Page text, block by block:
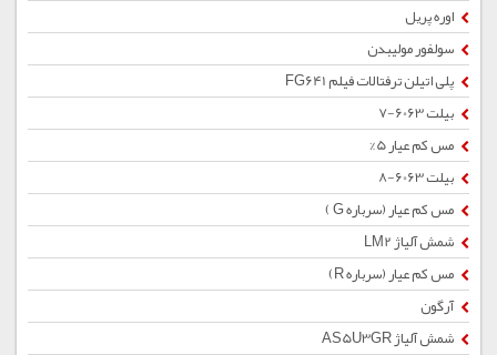
اوره پریل
سولفور مولیبدن
پلی اتیلن ترفتالات فیلم FG641
بیلت 6063-7
مس کم عیار 5%
بیلت 6063-8
مس کم عیار (سرباره G )
شمش آلیاژ LM2
مس کم عیار (سرباره R)
آرگون
شمش آلیاژ AS5U3GR